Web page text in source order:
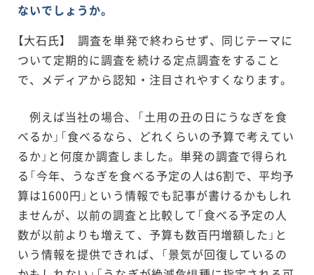
ないでしょうか。
【大石氏】 調査を単発で終わらせず、同じテーマに
ついて定期的に調査を続ける定点調査をすること
で、メディアから認知・注目されやすくなります。
例えば当社の場合、「土用の丑の日にうなぎを食
べるか」「食べるなら、どれくらいの予算で考えてい
るか」と何度か調査しました。単発の調査で得られ
る「今年、うなぎを食べる予定の人は6割で、平均予
算は1600円」という情報でも記事が書けるかもしれ
ませんが、以前の調査と比較して「食べる予定の人
数が以前よりも増えて、予算も数百円増額した」と
いう情報を提供できれば、「景気が回復しているの